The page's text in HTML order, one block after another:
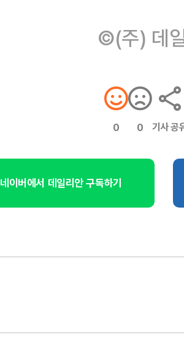
©(주) 데
0 0 기사 공
네이버에서 데일리안 구독하기